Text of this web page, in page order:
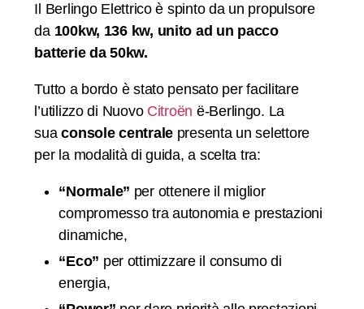
Il Berlingo Elettrico è spinto da un propulsore
da 100kw, 136 kw, unito ad un pacco
batterie da 50kw.
Tutto a bordo è stato pensato per facilitare
l’utilizzo di Nuovo Citroën ë-Berlingo. La
suaconsole centrale presenta un selettore
per la modalità di guida, a scelta tra:
“Normale” per ottenere il miglior
compromesso tra autonomia e prestazioni
dinamiche,
“Eco” per ottimizzare il consumo di
energia,